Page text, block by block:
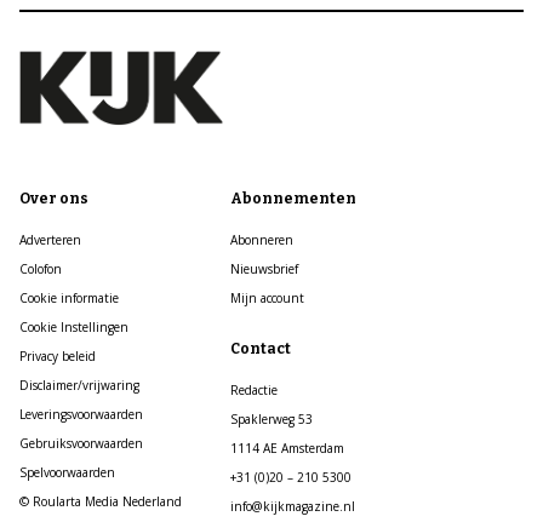
Over ons
Adverteren
Colofon
Cookie informatie
Cookie Instellingen
Privacy beleid
Disclaimer/vrijwaring
Leveringsvoorwaarden
Gebruiksvoorwaarden
Spelvoorwaarden
© Roularta Media Nederland
Abonnementen
Abonneren
Nieuwsbrief
Mijn account
Contact
Redactie
Spaklerweg 53
1114 AE Amsterdam
+31 (0)20 – 210 5300
info@kijkmagazine.nl